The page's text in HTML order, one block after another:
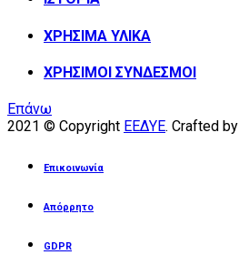
ΧΡΗΣΙΜΑ ΥΛΙΚΑ
ΧΡΗΣΙΜΟΙ ΣΥΝΔΕΣΜΟΙ
Επάνω
2021 © Copyright ΕΕΔΥΕ. Crafted by
Επικοινωνία
Απόρρητο
GDPR